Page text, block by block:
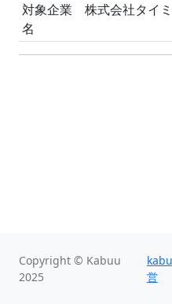
対象企業
名
株式会社タイ
Copyright © Kabuu
2025
営